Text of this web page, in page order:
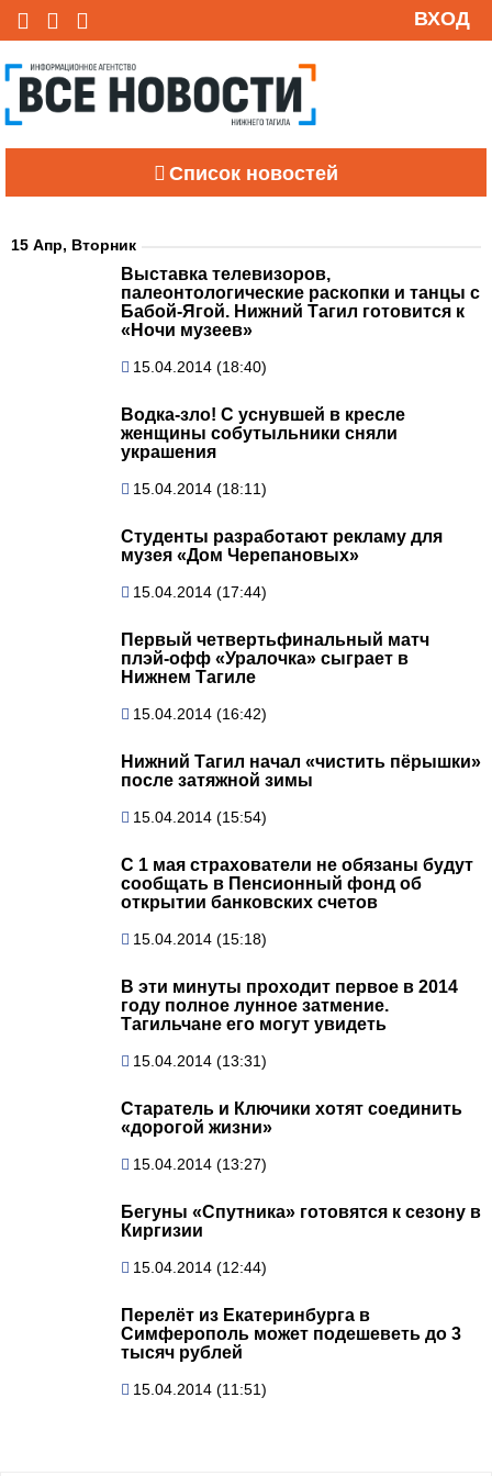
ВХОД
Список новостей
15 Апр, Вторник
Выставка телевизоров,
палеонтологические раскопки и танцы с
Бабой-Ягой. Нижний Тагил готовится к
«Ночи музеев»
15.04.2014 (18:40)
Водка-зло! С уснувшей в кресле
женщины собутыльники сняли
украшения
15.04.2014 (18:11)
Студенты разработают рекламу для
музея «Дом Черепановых»
15.04.2014 (17:44)
Первый четвертьфинальный матч
плэй-офф «Уралочка» сыграет в
Нижнем Тагиле
15.04.2014 (16:42)
Нижний Тагил начал «чистить пёрышки»
после затяжной зимы
15.04.2014 (15:54)
С 1 мая страхователи не обязаны будут
сообщать в Пенсионный фонд об
открытии банковских счетов
15.04.2014 (15:18)
В эти минуты проходит первое в 2014
году полное лунное затмение.
Тагильчане его могут увидеть
15.04.2014 (13:31)
Старатель и Ключики хотят соединить
«дорогой жизни»
15.04.2014 (13:27)
Бегуны «Спутника» готовятся к сезону в
Киргизии
15.04.2014 (12:44)
Перелёт из Екатеринбурга в
Симферополь может подешеветь до 3
тысяч рублей
15.04.2014 (11:51)